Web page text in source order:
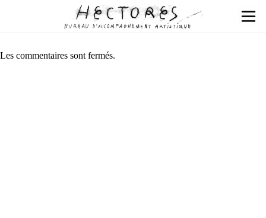
Les commentaires sont fermés.